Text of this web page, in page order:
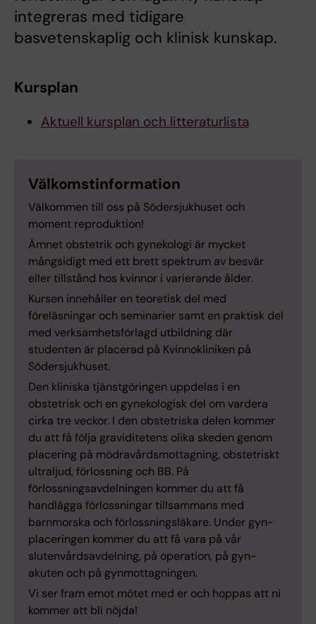
integreras med tidigare
basvetenskaplig och klinisk kunskap.
Kursplan
Aktuell kursplan och litteraturlista
Välkomstinformation
Välkommen till oss på Södersjukhuset och
moment reproduktion!
Ämnet obstetrik och gynekologi är mycket
mångsidigt med ett brett spektrum av besvär
eller tillstånd hos kvinnor i varierande ålder.
Kursen innehåller en teoretisk del med
föreläsningar och seminarier samt en praktisk del
med verksamhetsförlagd utbildning där
studenten är placerad på Kvinnokliniken på
Södersjukhuset.
Den kliniska tjänstgöringen uppdelas i en
obstetrisk och en gynekologisk del om vardera
cirka tre veckor. I den obstetriska delen kommer
du att få följa graviditetens olika skeden genom
placering på mödravårdsmottagning, obstetriskt
ultraljud, förlossning och BB. På
förlossningsavdelningen kommer du att få
handlägga förlossningar tillsammans med
barnmorska och förlossningsläkare. Under gyn-
placeringen kommer du att få vara på vår
slutenvårdsavdelning, på operation, på gyn-
akuten och på gynmottagningen.
Vi ser fram emot mötet med er och hoppas att ni
kommer att bli nöjda!